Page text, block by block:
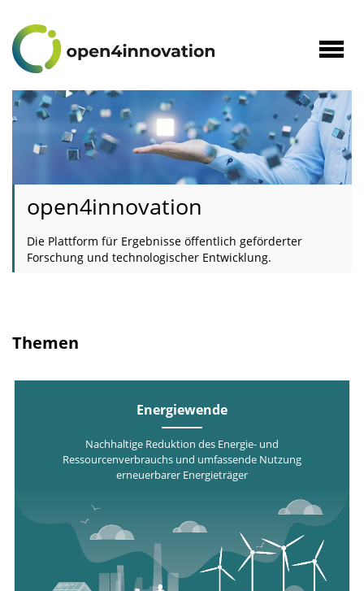
Inhalt
open4innovation
Die Plattform für Ergebnisse öffentlich geförderter
Forschung und technologischer Entwicklung.
für
Ergebnisse
geförderter
Themen
Energiewende
Nachhaltige Reduktion des Energie- und
Ressourcenverbrauchs und umfassende Nutzung
erneuerbarer Energieträger